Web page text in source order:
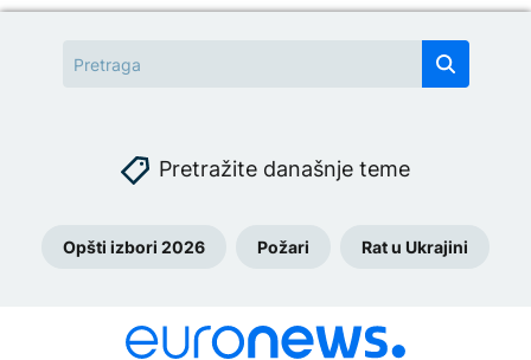
Pretražite današnje teme
Opšti izbori 2026 Požari Rat u Ukrajini